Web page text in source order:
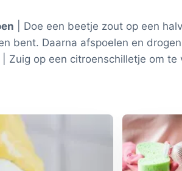
| Doe een beetje zout op een
bent. Daarna afspoelen en
| Zuig op een citroenschilletje om